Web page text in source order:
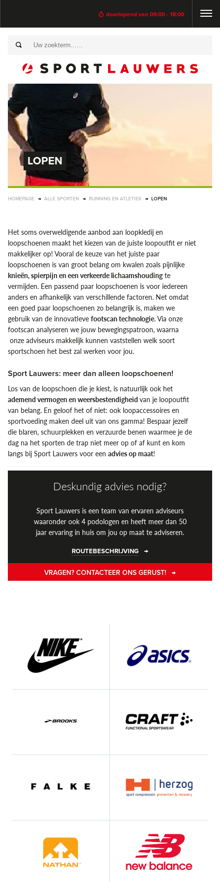
doorlopend van 09:00 - 18:00
LOPEN
HOMEPAGE ALLE SPORTEN RUNNING EN ATLETIEK LOPEN
Het soms overweldigende aanbod aan loopkledij en
loopschoenen maakt het kiezen van de juiste loopoutfit er niet
makkelijker op! Vooral de keuze van het juiste paar
loopschoenen is van groot belang om kwalen zoals pijnlijke
knieën, spierpijn en een verkeerde lichaamshoudingte
vermijden. Een passend paar loopschoenen is voor iedereen
anders en afhankelijk van verschillende factoren. Net omdat
een goed paar loopschoenen zo belangrijk is, maken we
gebruik van de innovatieve footscan technologie. Via onze
footscan analyseren we jouw bewegingspatroon, waarna
onze adviseurs makkelijk kunnen vaststellen welk soort
sportschoen het best zal werken voor jou.
Sport Lauwers: meer dan alleen loopschoenen!
Los van de loopschoen die je kiest, is natuurlijk ook het
ademend vermogen enweersbestendigheid van je loopoutfit
van belang. En geloof het of niet: ook loopaccessoires en
sportvoeding maken deel uit van ons gamma! Bespaar jezelf
die blaren, schuurplekken en verzuurde benen waarmee je de
dag na het sporten de trap niet meer op of af kunt en kom
langs bij Sport Lauwers voor een advies op maat!
Deskundig advies nodig?
Sport Lauwers is een team van ervaren adviseurs
waaronder ook 4 podologen en heeft meer dan 50
jaar ervaring in huis om jou op maat te adviseren.
ROUTEBESCHRIJVING
VRAGEN? CONTACTEER ONS GERUST!